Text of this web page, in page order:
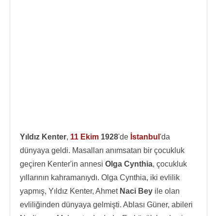
Yıldız Kenter, 11 Ekim 1928'de İstanbul 'da
dünyaya geldi. Masalları anımsatan bir çocukluk
geçiren Kenter'in annesi Olga Cynthia, çocukluk
yıllarının kahramanıydı. Olga Cynthia, iki evlilik
yapmış, Yıldız Kenter, Ahmet Naci Bey ile olan
evliliğinden dünyaya gelmişti. Ablası Güner, abileri